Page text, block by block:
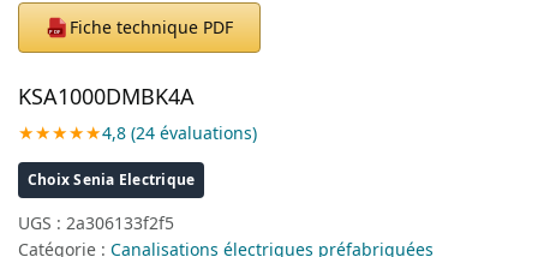
PDF Fiche technique PDF
KSA1000DMBK4A
★★★★★4,8 (24 évaluations)
Choix Senia Electrique
UGS : 2a306133f2f5
Catégorie : Canalisations électriques préfabriquées